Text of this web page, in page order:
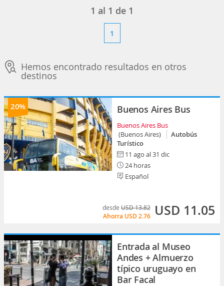
1 al 1 de 1
1
Hemos encontrado resultados en otros
destinos
20% Buenos Aires Bus
Buenos Aires Bus
(Buenos Aires)
Autobús
Turístico
11 ago al 31 dic
24 horas
Español
desde USD 13.82
Ahorra USD 2.76 USD 11.05
Entrada al Museo
Andes + Almuerzo
típico uruguayo en
Bar Facal